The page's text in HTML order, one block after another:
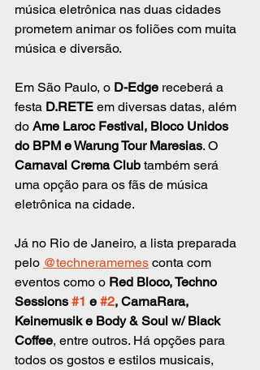
música eletrônica nas duas cidades
prometem animar os foliões com muita
música e diversão.
Em São Paulo, o D-Edge receberá a
festa D.RETE em diversas datas, além
do Ame Laroc Festival, Bloco Unidos
do BPM e Warung Tour Maresias. O
Carnaval Crema Club também será
uma opção para os fãs de música
eletrônica na cidade.
Já no Rio de Janeiro, a lista preparada
pelo @techneramemes conta com
eventos como o Red Bloco, Techno
Sessions #1 e #2, CarnaRara,
Keinemusik e Body & Soul w/ Black
Coffee, entre outros. Há opções para
todos os gostos e estilos musicais,